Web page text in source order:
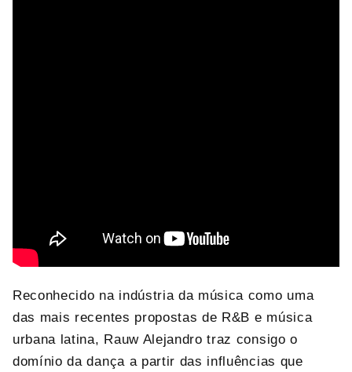
Reconhecido na indústria da música como uma
das mais recentes propostas de R&B e música
urbana latina, Rauw Alejandro traz consigo o
domínio da dança a partir das influências que